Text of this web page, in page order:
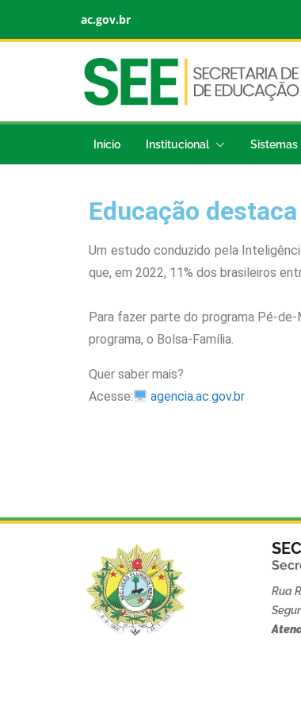
ac.gov.br
Início Institucional Sistemas
Educação
Um estudo conduzido pela
que, em 2022, 11% dos brasileiros
Para fazer parte do programa Pé-
programa, o Bolsa-Família.
Quer saber mais?
Acesse:
agencia.ac.gov.br
Rua